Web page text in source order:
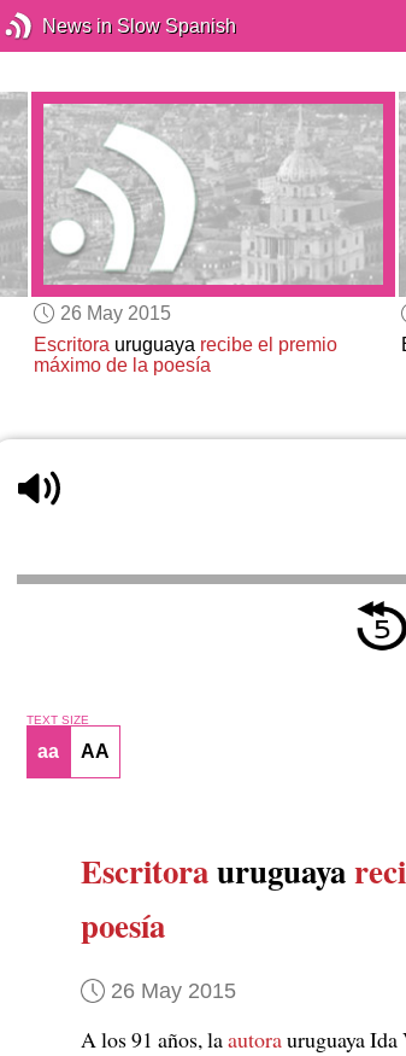
News in Slow Spanish
26 May 2015
Escritorauruguaya recibe el premio
máximo de la poesía
TEXT SIZE
aa AA
Escritorauruguaya
poesía
26 May 2015
A los 91 años, laautorauruguaya